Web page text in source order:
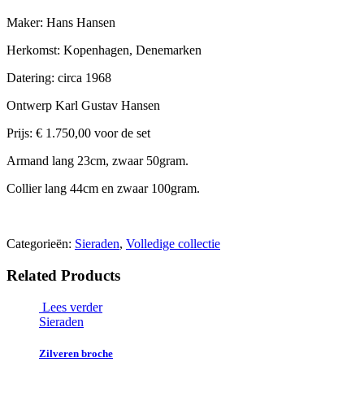
Maker: Hans Hansen
Herkomst: Kopenhagen, Denemarken
Datering: circa 1968
Ontwerp Karl Gustav Hansen
Prijs: € 1.750,00 voor de set
Armand lang 23cm, zwaar 50gram.
Collier lang 44cm en zwaar 100gram.
Categorieën: Sieraden, Volledige collectie
Related Products
Lees verder
Sieraden
Zilveren broche